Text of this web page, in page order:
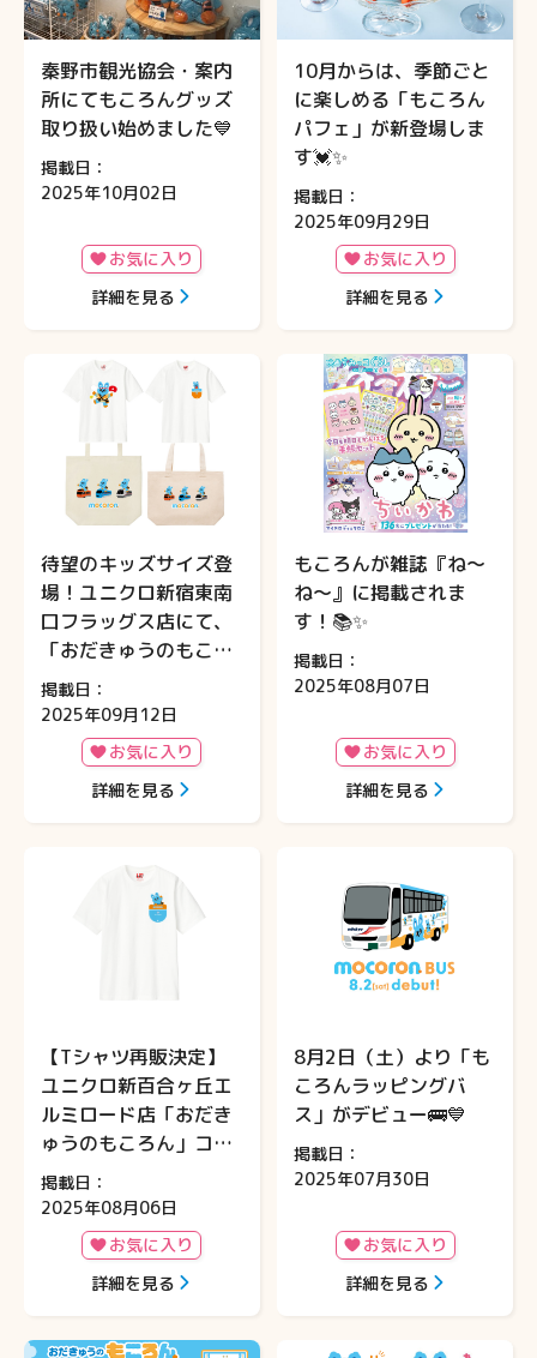
秦野市観光協会・案内
所にてもころんグッズ
取り扱い始めました💙
掲載日：
2025年10月02日
お気に入り
詳細を見る
10月からは、季節ごと
に楽しめる「もころん
パフェ」が新登場しま
す💓✨
掲載日：
2025年09月29日
お気に入り
詳細を見る
待望のキッズサイズ登
場！ユニクロ新宿東南
口フラッグス店にて、
「おだきゅうのもころ
ん」オリジナルTシャ
ツ＆トートバッグ発売
掲載日：
2025年09月12日
お気に入り
詳細を見る
もころんが雑誌『ね〜
ね〜』に掲載されま
す！📚✨
掲載日：
2025年08月07日
お気に入り
詳細を見る
【Tシャツ再販決定】
ユニクロ新百合ヶ丘エ
ルミロード店「おだき
ゅうのもころん」コラ
ボグッズについてのお
知らせ♪
掲載日：
2025年08月06日
お気に入り
詳細を見る
8月2日（土）より「も
ころんラッピングバ
ス」がデビュー🚌💙
掲載日：
2025年07月30日
お気に入り
詳細を見る